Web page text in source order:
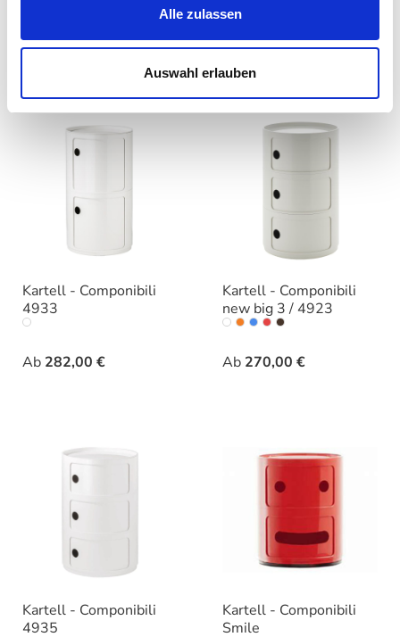
Alle zulassen
Auswahl erlauben
Ab122,00 €
auswählen
Ab33,00 €
Farbe
Kartell - Componibili
4933
Ab 282,00 €
Farbe
Kartell - Componibili
new big 3 / 4923
Ab 270,00 €
Varianten
Kartell - Componibili
4935
Kartell - Componibili
Smile